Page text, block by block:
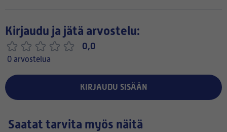
Kirjaudu ja jätä arvostelu:
0,0
0 arvostelua
KIRJAUDU SISÄÄN
Saatat tarvita myös näitä